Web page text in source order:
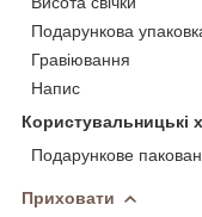
Подарункова
Гравіювання
Напис
Користувальницькі
Подарункове
Приховати